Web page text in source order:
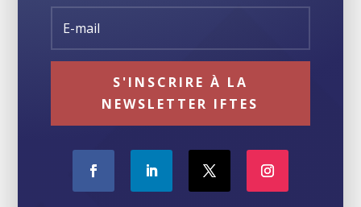
S'INSCRIRE À LA
NEWSLETTER IFTES